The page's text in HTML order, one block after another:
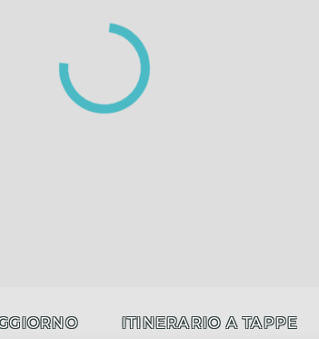
ITINERARIO A TAPPE